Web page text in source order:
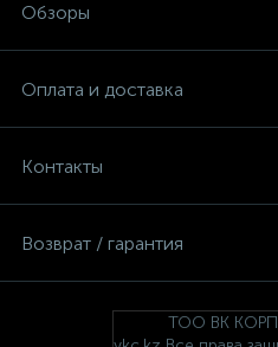
Обзоры
Оплата и доставка
Контакты
Возврат / гарантия
ТОО ВК КОРП